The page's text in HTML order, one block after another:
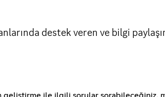
destek veren ve bilgi
geliştirme ile ilgili sorular